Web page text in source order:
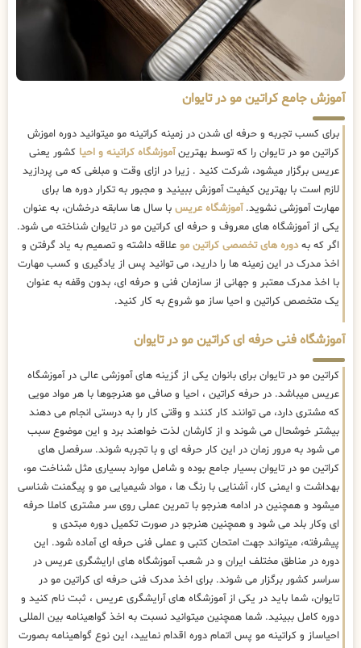
آموزش جامع کراتین مو در تایوان
برای کسب تجربه و حرفه ای شدن در زمینه کراتینه مو میتوانید دوره اموزش
کراتین مو در تایوان را که توسط بهترینآموزشگاه کراتینه و احیا کشور یعنی
عریس برگزار میشود، شرکت کنید . زیرا در ازای وقت و مبلغی که می پردازید
لازم است با بهترین کیفیت آموزش ببینید و مجبور به تکرار دوره ها برای
مهارت آموزشی نشوید.آموزشگاه عریس با سال ها سابقه درخشان، به عنوان
یکی از آموزشگاه های معروف و حرفه ای کراتین مو در تایوان شناخته می شود.
اگر که بهدوره های تخصصی کراتین مو علاقه داشته و تصمیم به یاد گرفتن و
اخذ مدرک در این زمینه ها را دارید، می توانید پس از یادگیری و کسب مهارت
با اخذ مدرک معتبر و جهانی از سازمان فنی و حرفه ای، بدون وقفه به عنوان
یک متخصص کراتین و احیا ساز مو شروع به کار کنید.
آموزشگاه فنی حرفه ای کراتین مو در تایوان
کراتین مو در تایوان برای بانوان یکی از گزینه های آموزشی عالی در آموزشگاه
عریس میباشد. در حرفه کراتین ، احیا و صافی مو هنرجوها با هر مواد مویی
که مشتری دارد، می توانند کار کنند و وقتی کار را به درستی انجام می دهند
بیشتر خوشحال می شوند و از کارشان لذت خواهند برد و این موضوع سبب
می شود به مرور زمان در این کار حرفه ای و با تجربه شوند. سرفصل های
کراتین مو در تایوان بسیار جامع بوده و شامل موارد بسیاری مثل شناخت مو،
بهداشت و ایمنی کار، آشنایی با رنگ ها ، مواد شیمیایی مو و پیگمنت شناسی
میشود و همچنین در ادامه هنرجو با تمرین عملی روی سر مشتری کاملا حرفه
ای وکار بلد می شود و همچنین هنرجو در صورت تکمیل دوره مبتدی و
پیشرفته، میتواند جهت امتحان کتبی و عملی فنی حرفه ای آماده شود. این
دوره در مناطق مختلف ایران و در شعب آموزشگاه های ارایشگری عریس در
سراسر کشور برگزار می شوند. برای اخذ مدرک فنی حرفه ای کراتین مو در
تایوان، شما باید در یکی از آموزشگاه های آرایشگری عریس ، ثبت نام کنید و
دوره کامل ببینید. شما همچنین میتوانید نسبت به اخذ گواهینامه بین المللی
احیاساز و کراتینه مو پس اتمام دوره اقدام نمایید، این نوع گواهینامه بصورت